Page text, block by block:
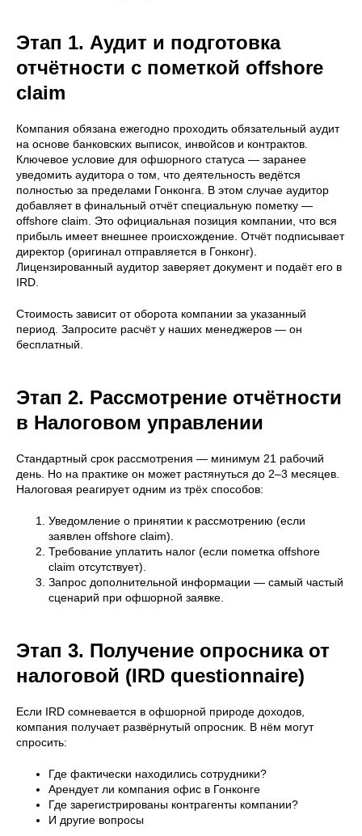
Этап 1. Аудит и подготовка
отчётности с пометкой offshore
claim
Компания обязана ежегодно проходить обязательный аудит
на основе банковских выписок, инвойсов и контрактов.
Ключевое условие для офшорного статуса — заранее
уведомить аудитора о том, что деятельность ведётся
полностью за пределами Гонконга. В этом случае аудитор
добавляет в финальный отчёт специальную пометку —
offshore claim. Это официальная позиция компании, что вся
прибыль имеет внешнее происхождение. Отчёт подписывает
директор (оригинал отправляется в Гонконг).
Лицензированный аудитор заверяет документ и подаёт его в
IRD.
Стоимость зависит от оборота компании за указанный
период. Запросите расчёт у наших менеджеров — он
бесплатный.
Этап 2. Рассмотрение отчётности
в Налоговом управлении
Стандартный срок рассмотрения — минимум 21 рабочий
день. Но на практике он может растянуться до 2–3 месяцев.
Налоговая реагирует одним из трёх способов:
Уведомление о принятии к рассмотрению (если
заявлен offshore claim).
Требование уплатить налог (если пометка offshore
claim отсутствует).
Запрос дополнительной информации — самый частый
сценарий при офшорной заявке.
Этап 3. Получение опросника от
налоговой (IRD questionnaire)
Если IRD сомневается в офшорной природе доходов,
компания получает развёрнутый опросник. В нём могут
спросить:
Где фактически находились сотрудники?
Арендует ли компания офис в Гонконге
Где зарегистрированы контрагенты компании?
И другие вопросы